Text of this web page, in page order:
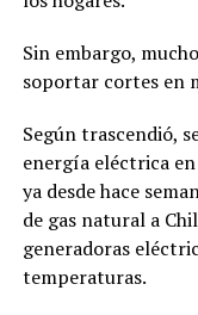
Sin embargo,
soportar cortes en
Según trascendió,
energía eléctrica
ya desde hace
de gas natural a
generadoras
temperaturas.